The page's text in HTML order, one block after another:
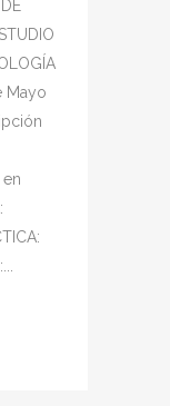
Mayo